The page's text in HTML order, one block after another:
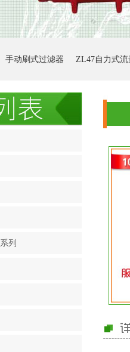
手动刷式过滤器 ZL47自力式流
列